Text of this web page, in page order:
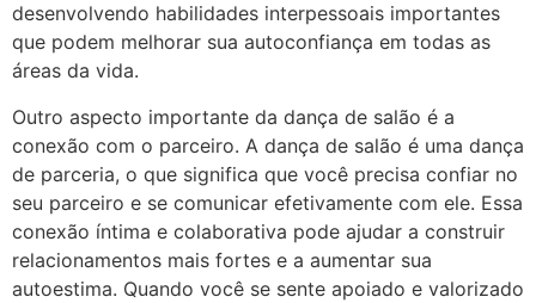
desenvolvendo habilidades interpessoais importantes
que podem melhorar sua autoconfiança em todas as
áreas da vida.
Outro aspecto importante da dança de salão é a
conexão com o parceiro. A dança de salão é uma dança
de parceria, o que significa que você precisa confiar no
seu parceiro e se comunicar efetivamente com ele. Essa
conexão íntima e colaborativa pode ajudar a construir
relacionamentos mais fortes e a aumentar sua
autoestima. Quando você se sente apoiado e valorizado